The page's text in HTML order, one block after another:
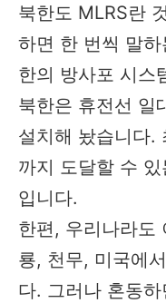
북한도 MLRS란
하면 한 번씩 말
한의 방사포 시스
북한은 휴전선 일
설치해 놨습니다.
까지 도달할 수
입니다.
한편, 우리나라도
룡, 천무, 미국에
다. 그러나 혼동